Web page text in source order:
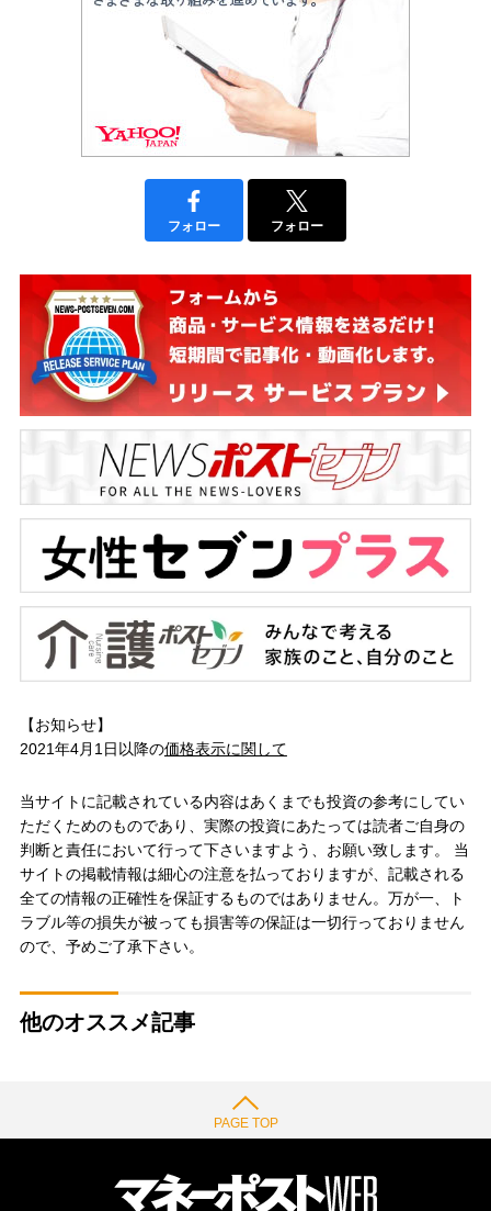
フォロー フォロー
【お知らせ】
2021年4月1日以降の価格表示に関して
当サイトに記載されている内容はあくまでも投資の参考にしてい
ただくためのものであり、実際の投資にあたっては読者ご自身の
判断と責任において行って下さいますよう、お願い致します。 当
サイトの掲載情報は細心の注意を払っておりますが、記載される
全ての情報の正確性を保証するものではありません。万が一、ト
ラブル等の損失が被っても損害等の保証は一切行っておりません
ので、予めご了承下さい。
他のオススメ記事
PAGE TOP